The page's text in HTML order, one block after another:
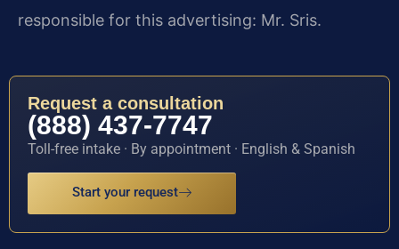
responsible for this advertising: Mr. Sris.
Request a consultation
(888) 437-7747
Toll-free intake · By appointment · English & Spanish
Start your request